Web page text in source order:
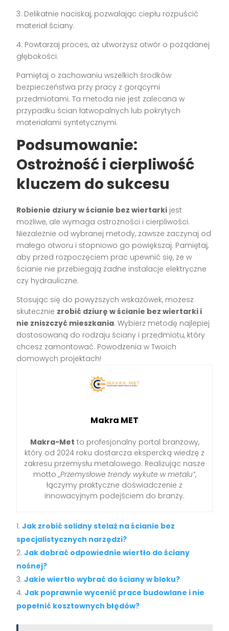
3. Delikatnie naciskaj, pozwalając ciepłu rozpuścić
materiał ściany.
4. Powtarzaj proces, aż utworzysz otwór o pożądanej
głębokości.
Pamiętaj o zachowaniu wszelkich środków
bezpieczeństwa przy pracy z gorącymi
przedmiotami. Ta metoda nie jest zalecana w
przypadku ścian łatwopalnych lub pokrytych
materiałami syntetycznymi.
Podsumowanie:
Ostrożność i cierpliwość
kluczem do sukcesu
Robienie dziury w ścianie bez wiertarki jest
możliwe, ale wymaga ostrożności i cierpliwości.
Niezależnie od wybranej metody, zawsze zaczynaj od
małego otworu i stopniowo go powiększaj. Pamiętaj,
aby przed rozpoczęciem prac upewnić się, że w
ścianie nie przebiegają żadne instalacje elektryczne
czy hydrauliczne.
Stosując się do powyższych wskazówek, możesz
skutecznie zrobić dziurę w ścianie bez wiertarki i
nie zniszczyć mieszkania. Wybierz metodę najlepiej
dostosowaną do rodzaju ściany i przedmiotu, który
chcesz zamontować. Powodzenia w Twoich
domowych projektach!
Makra MET
Makra-Met to profesjonalny portal branżowy,
który od 2024 roku dostarcza ekspercką wiedzę z
zakresu przemysłu metalowego. Realizując nasze
motto„Przemysłowe trendy wykute w metalu”,
łączymy praktyczne doświadczenie z
innowacyjnym podejściem do branży.
Jak zrobić solidny stelaż na ścianie bez
specjalistycznych narzędzi?
Jak dobrać odpowiednie wiertło do ściany
nośnej?
Jakie wiertło wybrać do ściany w bloku?
Jak poprawnie wycenić prace budowlane i nie
popełnić kosztownych błędów?